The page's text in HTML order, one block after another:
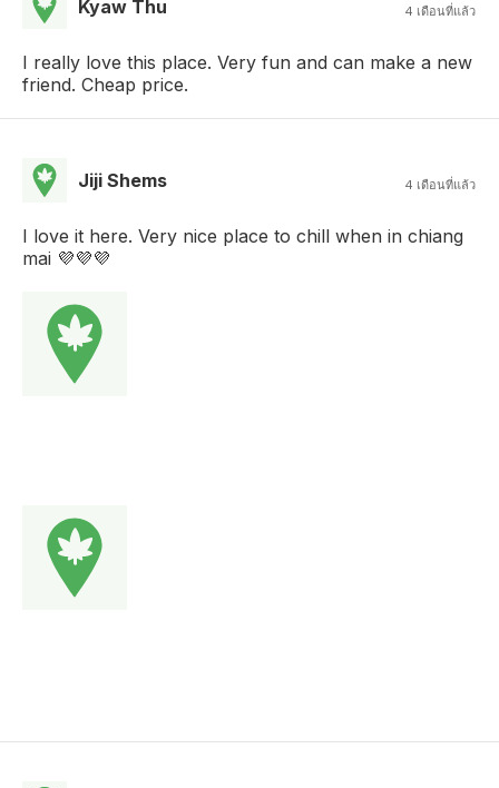
Kyaw Thu 4 เดือนที่แล้ว
I really love this place. Very fun and can make a new
friend. Cheap price.
Jiji Shems 4 เดือนที่แล้ว
I love it here. Very nice place to chill when in chiang
mai 💜💜💜